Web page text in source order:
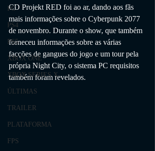
PC
PS4
PS5
XBOX ONE
XBOX SERIES X
ÚLTIMAS
TRAILER
PLATAFORMA
FPS
CD Projekt RED foi ao ar, dando aos fãs
mais informações sobre o Cyberpunk 2077
de novembro. Durante o show, que também
forneceu informações sobre as várias
facções de gangues do jogo e um tour pela
própria Night City, o sistema PC requisitos
também foram revelados.